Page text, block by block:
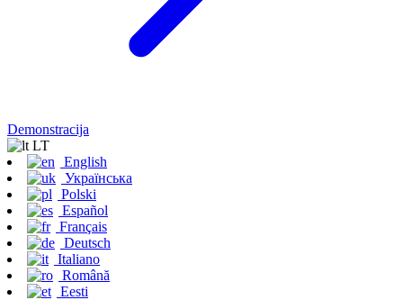
Demonstracija
LT
English
Українська
Polski
Español
Français
Deutsch
Italiano
Română
Eesti